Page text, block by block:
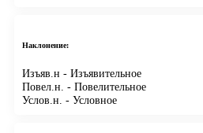
Наклонение:
Изъяв.н - Изъявительное
Повел.н. - Повелительное
Услов.н. - Условное